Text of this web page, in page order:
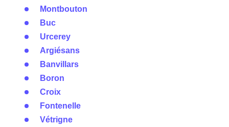
Montbouton
Buc
Urcerey
Argiésans
Banvillars
Boron
Croix
Fontenelle
Vétrigne